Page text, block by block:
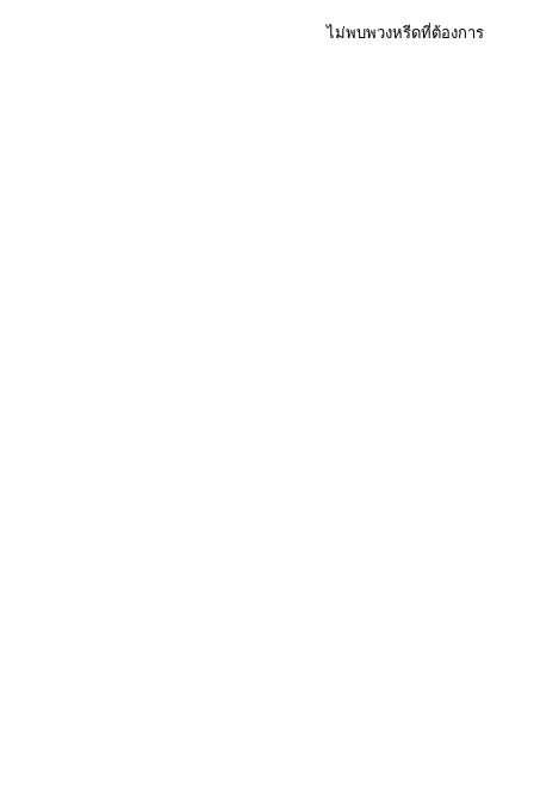
ไม่พบพวงหรีดที่ต้องการ